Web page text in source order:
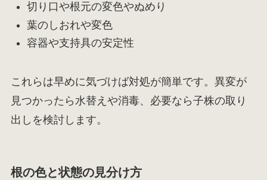
切り口や根元の変色やぬめり
葉のしおれや変色
容器や支持具の安定性
これらは早めに気づけば対処が簡単です。異変が
見つかったら水替えや消毒、必要なら子株の取り
出しを検討します。
根の色と状態の見分け方